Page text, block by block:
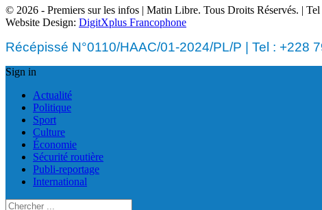
© 2026 - Premiers sur les infos | Matin Libre. Tous Droits Réservés. |
Website Design: DigitXplus Francophone
Récépissé N°0110/HAAC/01-2024/PL/P | Tel : +228
Sign in
Actualité
Politique
Sport
Culture
Économie
Sécurité routière
Publi-reportage
International